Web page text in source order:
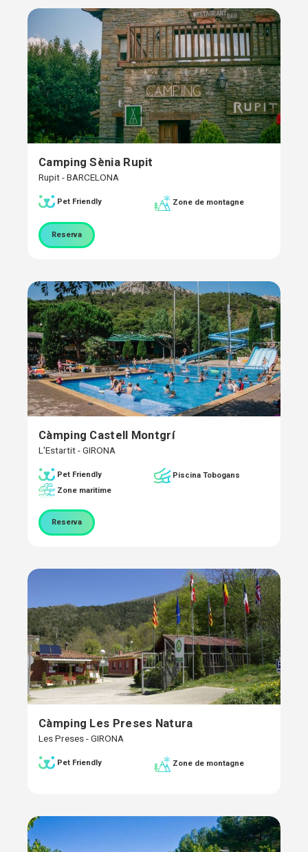
Camping Sènia Rupit
Rupit - BARCELONA
Pet Friendly Zone de montagne
Reserva
Càmping Castell Montgrí
L'Estartit - GIRONA
Pet Friendly
Piscina Tobogans
Zone maritime
Reserva
Càmping Les Preses Natura
Les Preses - GIRONA
Pet Friendly Zone de montagne